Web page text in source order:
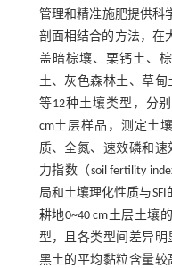
管理和精准施肥提供科
剖面相结合的方法，在
盖暗棕壤、栗钙土、
土、灰色森林土、草
等12种土壤类型，分别
cm土层样品，测定土
质、全氮、速效磷和
力指数（soil fertility
局和土壤理化性质与
耕地0~40 cm土层土壤
型，且各类型间差异明
黑土的平均黏粒含量